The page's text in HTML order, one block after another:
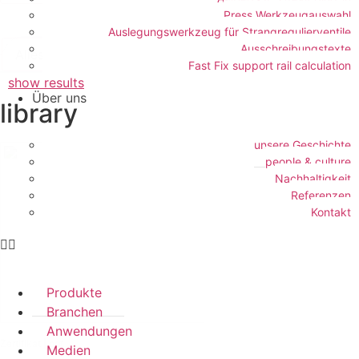
Press Werkzeugauswahl
Auslegungswerkzeug für Strangregulierventile
Ausschreibungstexte
Fast Fix support rail calculation
Über uns
unsere Geschichte
people & culture
Nachhaltigkeit
Referenzen
Kontakt
Produkte
Branchen
Anwendungen
Medien
Alles löschen
show results
library
Zertifikat | pdf